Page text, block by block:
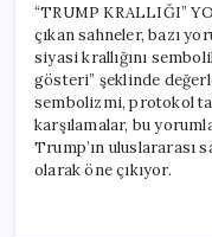
“TRUMP KRALLIĞI”
çıkan sahneler, bazı
siyasi krallığını
gösteri” şeklinde
sembolizmi, protokol
karşılamalar, bu
Trump’ın uluslararası
olarak öne çıkıyor.